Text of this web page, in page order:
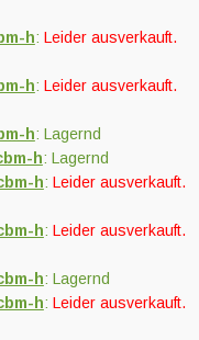
h: Leider ausverkauft.
h: Leider ausverkauft.
h: Lagernd
h: Lagernd
h: Leider ausverkauft.
h: Leider ausverkauft.
h: Lagernd
h: Leider ausverkauft.